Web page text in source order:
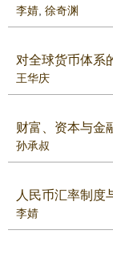
李婧 徐奇渊
对全球货币体系
王华庆
财富、资本与
孙承叔
人民币汇率制度
李婧